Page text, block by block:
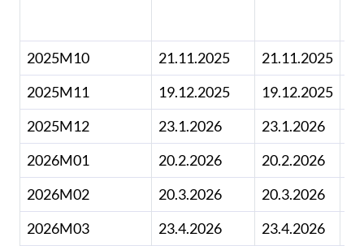
2025M10 21.11.2025
21.11.2025
2025M11
19.12.2025
19.12.2025
2025M12
23.1.2026 23.1.2026
2026M01
20.2.2026
20.2.2026
2026M02
20.3.2026
20.3.2026
2026M03
23.4.2026 23.4.2026